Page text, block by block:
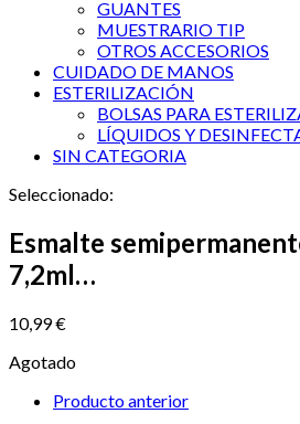
GUANTES
MUESTRARIO TIP
OTROS ACCESORIOS
CUIDADO DE MANOS
ESTERILIZACIÓN
BOLSAS PARA
LÍQUIDOS Y
SIN CATEGORIA
Seleccionado:
Esmalte
7,2ml…
10,99€
Agotado
Producto anterior